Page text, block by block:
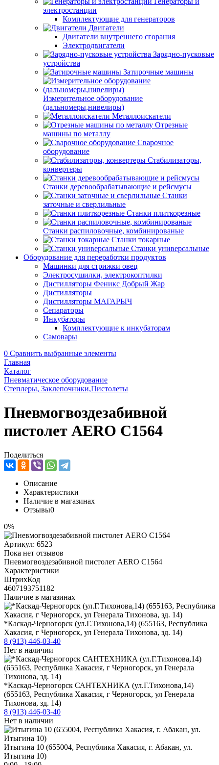
электростанции
Комплектующие для генераторов
Двигатели
Двигатели внутреннего сгорания
Электродвигатели
Зарядно-пусковые
устройства
Затирочные машины
Измерительное оборудование
(дальномеры,нивелиры)
Металлоискатели
Отрезные
машины по металлу
Сварочное
оборудование
Стабилизаторы,
конвертеры
Станки деревообрабатывающие и рейсмусы
Станки
заточные и сверлильные
Станки плиткорезные
Станки распиловочные, комбинированые
Станки токарные
Станки универсальные
Оборудование для переработки продуктов
Машинки для стрижки овец
Электросушилки, электрокоптилки
Дистилляторы Феникс Добрый Жар
Дистилляторы
Дистилляторы МАГАРЫЧ
Сепараторы
Инкубаторы
Комплектующие к инкубаторам
Самовары
0 Сравнить выбранные элементы
Главная
Каталог
Пневматическое оборудование
Степлеры, Заклепочники,Пистолеты
Пневмогвоздезабивной
пистолет AERO C1564
Поделиться
Описание
Характеристики
Наличие в магазинах
Отзывы0
0%
Артикул: 6523
Пока нет отзывов
Пневмогвоздезабивной пистолет AERO C1564
Характеристики
ШтрихКод
4607193751182
Наличие в магазинах
*Каскад-Черногорск (ул.Г.Тихонова,14) (655163, Республика
Хакасия, г Черногорск, ул Генерала Тихонова, зд. 14)
8 (913) 446-03-40
Нет в наличии
*Каскад-Черногорск САНТЕХНИКА (ул.Г.Тихонова,14)
(655163, Республика Хакасия, г Черногорск, ул Генерала
Тихонова, зд. 14)
8 (913) 446-03-40
Нет в наличии
Итыгина 10 (655004, Республика Хакасия, г. Абакан, ул.
Итыгина 10)